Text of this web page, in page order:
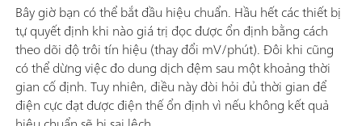
Bây giờ bạn có thể bắt đầu hiệu chuẩn. Hầu hết các thiết bị
tự quyết định khi nào giá trị đọc được ổn định bằng cách
theo dõi độ trôi tín hiệu (thay đổi mV/phút). Đôi khi cũng
có thể dừng việc đo dung dịch đệm sau một khoảng thời
gian cố định. Tuy nhiên, điều này đòi hỏi đủ thời gian để
điện cực đạt được điện thế ổn định vì nếu không kết quả